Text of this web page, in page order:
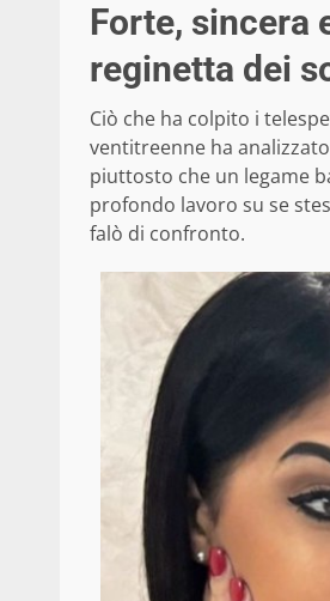
Forte, sincera
reginetta dei
Ciò che ha colpito i
ventitreenne ha
piuttosto che un legame
profondo lavoro su se
falò di confronto.